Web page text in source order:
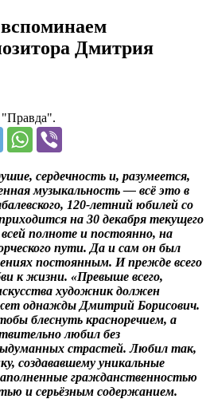
Дмитрия
"Правда".
сердечность и, разумеется,
музыкальность — всё это в
120-летний юбилей со
на 30 декабря текущего
полноте и постоянно, на
пути. Да и сам он был
постоянным. И прежде всего
к жизни. «Превыше всего,
художник должен
однажды Дмитрий Борисович.
блеснуть красноречием, а
любил без
страстей. Любил так,
создававшему уникальные
гражданственностью
и серьёзным содержанием.